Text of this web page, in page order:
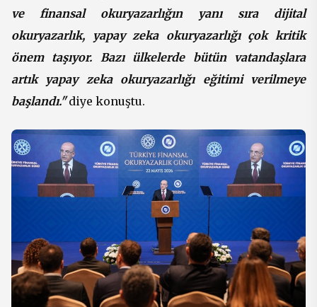
ve finansal okuryazarlığın yanı sıra dijital
okuryazarlık, yapay zeka okuryazarlığı çok kritik
önem taşıyor. Bazı ülkelerde bütün vatandaşlara
artık yapay zeka okuryazarlığı eğitimi verilmeye
başlandı."diye konuştu.